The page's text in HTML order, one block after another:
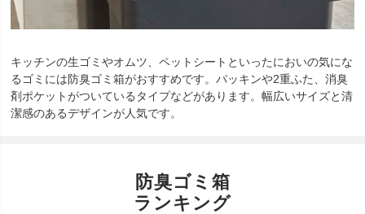
キッチンの生ゴミやオムツ、ペットシートといったにおいの気にな
るゴミには防臭ゴミ箱がおすすめです。パッキンや2重ふた、消臭
剤ポケットがついているタイプなどがあります。幅広いサイズと清
潔感のあるデザインが人気です。
防臭ゴミ箱
ランキング